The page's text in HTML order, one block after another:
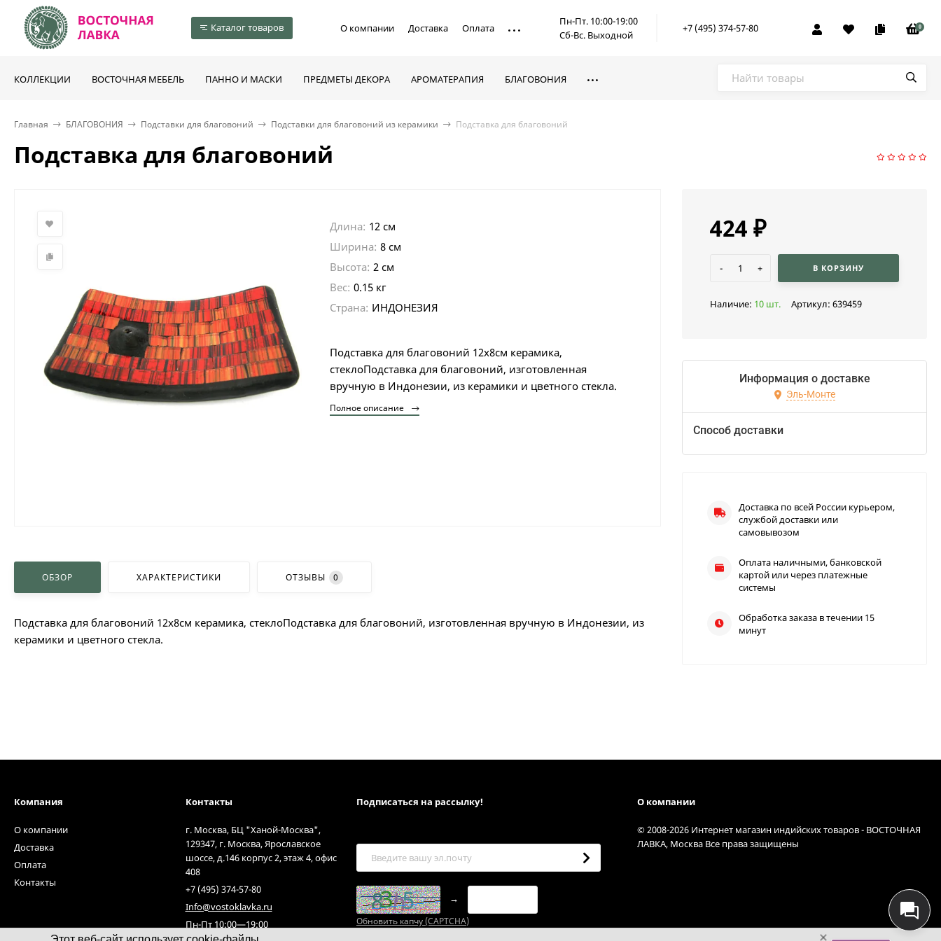
Каталог товаров О компании Доставка Оплата
Пн-Пт. 10:00-19:00
Сб-Вс. Выходной
+7 (495) 374-57-80 0
КОЛЛЕКЦИИ ВОСТОЧНАЯ МЕБЕЛЬ ПАННО И МАСКИ ПРЕДМЕТЫ ДЕКОРА АРОМАТЕРАПИЯ БЛАГОВОНИЯ
Главная БЛАГОВОНИЯ Подставки для благовоний Подставки для благовоний из керамики Подставка для благовоний
Подставка для благовоний
Длина: 12 см
Ширина: 8 см
Высота: 2 см
Вес: 0.15 кг
Страна: ИНДОНЕЗИЯ
Подставка для благовоний 12х8см керамика,
стеклоПодставка для благовоний, изготовленная
вручную в Индонезии, из керамики и цветного стекла.
Полное описание
ОБЗОР ХАРАКТЕРИСТИКИ ОТЗЫВЫ 0
Подставка для благовоний 12х8см керамика, стеклоПодставка для благовоний, изготовленная вручную в Индонезии, из
керамики и цветного стекла.
424 ₽
- + В КОРЗИНУ
Наличие: 10 шт. Артикул: 639459
Информация о доставке
Эль-Монте
Способ доставки
Доставка по всей России курьером,
службой доставки или
самовывозом
Оплата наличными, банковской
картой или через платежные
системы
Обработка заказа в течении 15
минут
Компания
О компании
Доставка
Оплата
Контакты
Контакты
г. Москва, БЦ "Ханой-Москва",
129347, г. Москва, Ярославское
шоссе, д.146 корпус 2, этаж 4, офис
408
+7 (495) 374-57-80
Info@vostoklavka.ru
Пн-Пт 10:00—19:00
Подписаться на рассылкy!
→
Обновить капчу (CAPTCHA)
О компании
© 2008-2026 Интернет магазин индийских товаров - ВОСТОЧНАЯ
ЛАВКА, Москва Все права защищены